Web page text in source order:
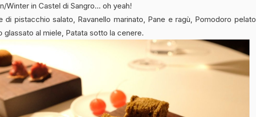
Winter in Castel di Sangro… oh yeah!
di pistacchio salato, Ravanello marinato, Pane e ragù, Pomodoro pelato
glassato al miele, Patata sotto la cenere.